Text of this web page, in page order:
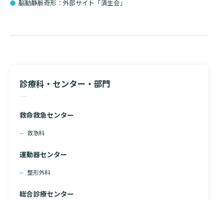
脳動静脈奇形：外部サイト「済生会」
診療科・センター・部門
救命救急センター
救急科
運動器センター
整形外科
総合診療センター